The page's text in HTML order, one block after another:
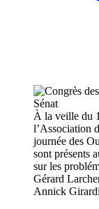
À la veille du
l’Association
journée des
sont présents
sur les
Gérard
Annick